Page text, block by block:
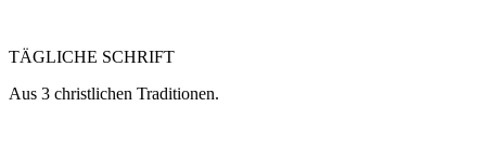
TÄGLICHE SCHRIFT
Aus 3 christlichen Traditionen.